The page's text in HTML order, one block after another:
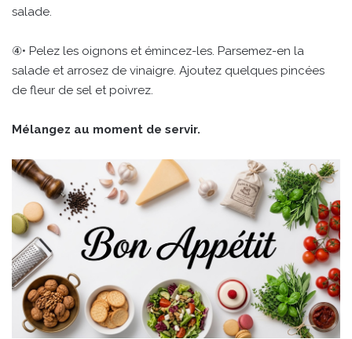
salade.
④• Pelez les oignons et émincez-les. Parsemez-en la
salade et arrosez de vinaigre. Ajoutez quelques pincées
de fleur de sel et poivrez.
Mélangez au moment de servir.